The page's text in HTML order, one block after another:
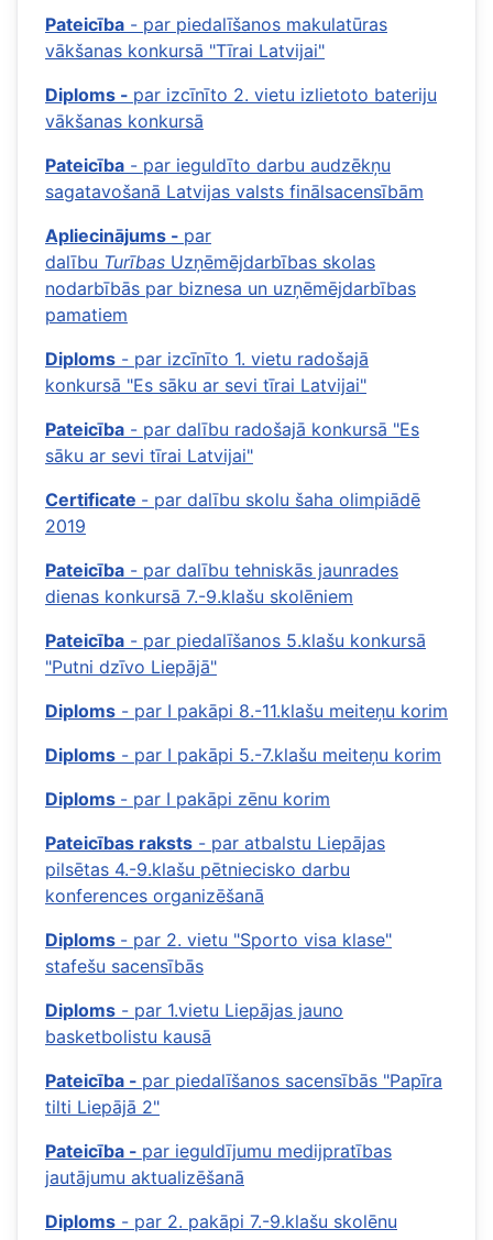
Pateicība - par piedalīšanos makulatūras
vākšanas konkursā "Tīrai Latvijai"
Diploms - par izcīnīto 2. vietu izlietoto bateriju
vākšanas konkursā
Pateicība - par ieguldīto darbu audzēkņu
sagatavošanā Latvijas valsts finālsacensībām
Apliecinājums - par
dalību Turības Uzņēmējdarbības skolas
nodarbībās par biznesa un uzņēmējdarbības
pamatiem
Diploms - par izcīnīto 1. vietu radošajā
konkursā "Es sāku ar sevi tīrai Latvijai"
Pateicība - par dalību radošajā konkursā "Es
sāku ar sevi tīrai Latvijai"
Certificate - par dalību skolu šaha olimpiādē
2019
Pateicība - par dalību tehniskās jaunrades
dienas konkursā 7.-9.klašu skolēniem
Pateicība - par piedalīšanos 5.klašu konkursā
"Putni dzīvo Liepājā"
Diploms - par I pakāpi 8.-11.klašu meiteņu korim
Diploms - par I pakāpi 5.-7.klašu meiteņu korim
Diploms - par I pakāpi zēnu korim
Pateicības raksts - par atbalstu Liepājas
pilsētas 4.-9.klašu pētniecisko darbu
konferences organizēšanā
Diploms - par 2. vietu "Sporto visa klase"
stafešu sacensībās
Diploms - par 1.vietu Liepājas jauno
basketbolistu kausā
Pateicība - par piedalīšanos sacensībās "Papīra
tilti Liepājā 2"
Pateicība - par ieguldījumu medijpratības
jautājumu aktualizēšanā
Diploms - par 2. pakāpi 7.-9.klašu skolēnu